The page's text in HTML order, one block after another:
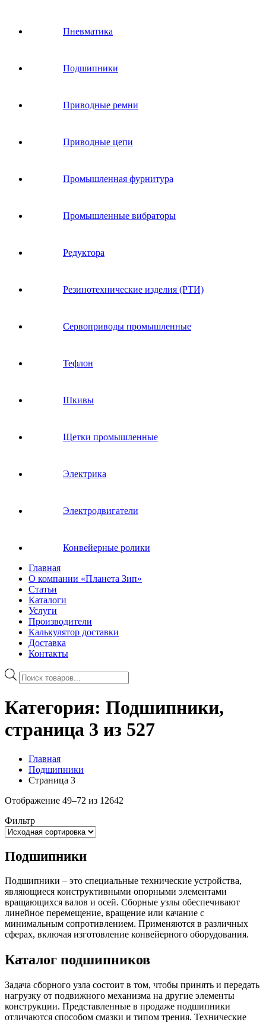
Пневматика
Подшипники
Приводные ремни
Приводные цепи
Промышленная фурнитура
Промышленные вибраторы
Редуктора
Резинотехнические изделия (РТИ)
Сервоприводы промышленные
Тефлон
Шкивы
Щетки промышленные
Электрика
Электродвигатели
Конвейерные ролики
Главная
О компании «Планета Зип»
Статьи
Каталоги
Услуги
Производители
Калькулятор доставки
Доставка
Контакты
Поиск
товаров
Категория: Подшипники,
страница 3 из 527
Главная
Подшипники
Страница 3
Отображение 49–72 из 12642
Фильтр
Подшипники
Подшипники – это специальные технические устройства,
являющиеся конструктивными опорными элементами
вращающихся валов и осей. Сборные узлы обеспечивают
линейное перемещение, вращение или качание с
минимальным сопротивлением. Применяются в различных
сферах, включая изготовление конвейерного оборудования.
Каталог подшипников
Задача сборного узла состоит в том, чтобы принять и передать
нагрузку от подвижного механизма на другие элементы
конструкции. Представленные в продаже подшипники
отличаются способом смазки и типом трения. Технические